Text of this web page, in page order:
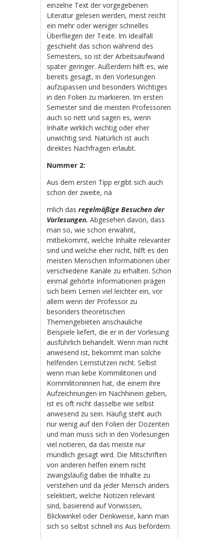
einzelne Text der vorgegebenen
Literatur gelesen werden, meist reicht
ein mehr oder weniger schnelles
Überfliegen der Texte. Im Idealfall
geschieht das schon während des
Semesters, so ist der Arbeitsaufwand
später geringer. Außerdem hilft es, wie
bereits gesagt, in den Vorlesungen
aufzupassen und besonders Wichtiges
in den Folien zu markieren. Im ersten
Semester sind die meisten Professoren
auch so nett und sagen es, wenn
Inhalte wirklich wichtig oder eher
unwichtig sind. Natürlich ist auch
direktes Nachfragen erlaubt.
Nummer 2:
Aus dem ersten Tipp ergibt sich auch
schon der zweite, nä
mlich dasregelmäßige Besuchen der
Vorlesungen.Abgesehen davon, dass
man so, wie schon erwähnt,
mitbekommt, welche Inhalte relevanter
sind und welche eher nicht, hilft es den
meisten Menschen Informationen über
verschiedene Kanäle zu erhalten. Schon
einmal gehörte Informationen prägen
sich beim Lernen viel leichter ein, vor
allem wenn der Professor zu
besonders theoretischen
Themengebieten anschauliche
Beispiele liefert, die er in der Vorlesung
ausführlich behandelt. Wenn man nicht
anwesend ist, bekommt man solche
helfenden Lernstützen nicht. Selbst
wenn man liebe Kommilitonen und
Kommilitoninnen hat, die einem ihre
Aufzeichnungen im Nachhinein geben,
ist es oft nicht dasselbe wie selbst
anwesend zu sein. Häufig steht auch
nur wenig auf den Folien der Dozenten
und man muss sich in den Vorlesungen
viel notieren, da das meiste nur
mündlich gesagt wird. Die Mitschriften
von anderen helfen einem nicht
zwangsläufig dabei die Inhalte zu
verstehen und da jeder Mensch anders
selektiert, welche Notizen relevant
sind, basierend auf Vorwissen,
Blickwinkel oder Denkweise, kann man
sich so selbst schnell ins Aus befördern.